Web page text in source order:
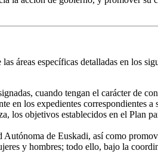
áreas específicas detalladas en los
cuando tengan el carácter de
en los expedientes correspondientes a
objetivos establecidos en el Plan
de Euskadi, así como
y hombres; todo ello, bajo la